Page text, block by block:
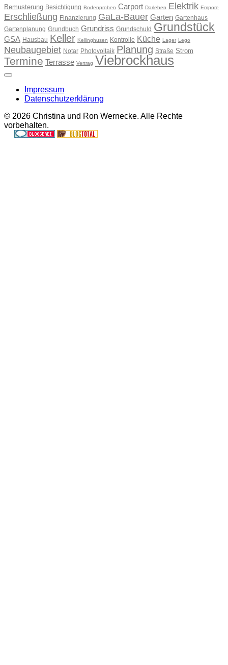
Bemusterung Besichtigung Bodenproben Carport Darlehen Elektrik Empore
Erschließung Finanzierung GaLa-Bauer Garten Gartenhaus
Gartenplanung Grundbuch Grundriss Grundschuld Grundstück
GSA Hausbau Keller Kellinghusen Kontrolle Küche Lager Lego
Neubaugebiet Notar Photovoltaik Planung Straße Strom
Termine Terrasse Vertrag Viebrockhaus
Impressum
Datenschutzerklärung
© 2026 Christina und Ron Wernecke. Alle Rechte
vorbehalten.